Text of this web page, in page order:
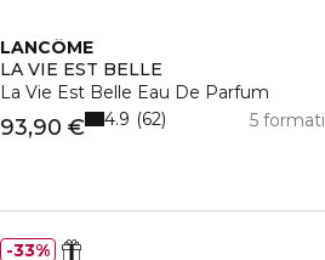
LANCÔME
LA VIE EST BELLE
La Vie Est Belle Eau De Parfum
93,90 € 5 formati
4.9 62
33%